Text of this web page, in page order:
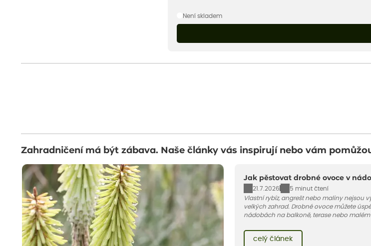
Není skladem
Zahradničení má být zábava. Naše články vás inspirují nebo vám
Jak pěstovat drobné ovoce v
21.7.2026
5 minut čtení
Vlastní rybíz, angrešt nebo maliny nejsou
velkých zahrad. Drobné ovoce můžete
nádobách na balkoně, terase nebo malém
pár základních pravidel. V tomto článku
celý článek